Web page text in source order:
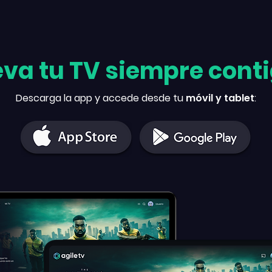
tu TV siempre
Descarga la app y accede desde tu móvil y tablet: